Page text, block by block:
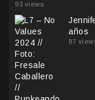
93 views
años
87